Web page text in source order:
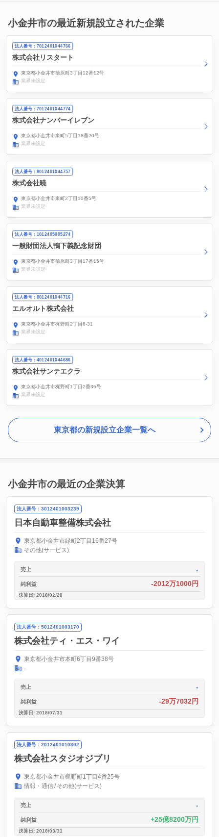
小金井市の最近新規設立された企業
法人番号：7012401044766
株式会社リスタート
東京都小金井市前原町3丁目12番12号
業界未設定
法人番号：7012401044774
株式会社ナンバーイレブン
東京都小金井市東町5丁目18番20号
業界未設定
法人番号：8012401044757
株式会社暁
東京都小金井市東町2丁目10番5号
業界未設定
法人番号：1012405005274
一般財団法人鴨下義記念財団
東京都小金井市前原町3丁目17番15号
業界未設定
法人番号：8012401044716
エルオルト株式会社
東京都小金井市梶野町2丁目6-31
業界未設定
法人番号：4012401044686
株式会社サンテエクラ
東京都小金井市梶野町1丁目2番36号
業界未設定
東京都の新規設立企業一覧へ
小金井市の最近の企業決算
法人番号：3012401003239
日本自動車整備株式会社
東京都小金井市緑町2丁目16番27号
その他(サービス)
売上 -
純利益 -2012万1000円
決算日: 2018/02/28
法人番号：5012401003170
株式会社ティ・エス・ワイ
東京都小金井市本町6丁目9番38号
-
売上 -
純利益 -29万7032円
決算日: 2018/07/31
法人番号：2012401010302
株式会社スタジオジブリ
東京都小金井市梶野町1丁目4番25号
情報・通信 その他(サービス)
売上 -
純利益 25億8200万円
決算日: 2018/03/31